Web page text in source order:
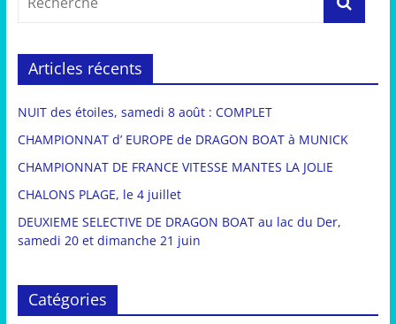
Articles récents
NUIT des étoiles, samedi 8 août : COMPLET
CHAMPIONNAT d’ EUROPE de DRAGON BOAT à MUNICK
CHAMPIONNAT DE FRANCE VITESSE MANTES LA JOLIE
CHALONS PLAGE, le 4 juillet
DEUXIEME SELECTIVE DE DRAGON BOAT au lac du Der,
samedi 20 et dimanche 21 juin
Catégories